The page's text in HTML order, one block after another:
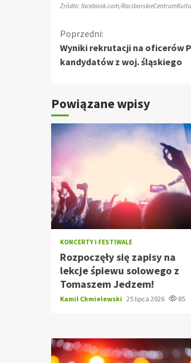
Źródło: facebook.com/
Kontynuuj
czytanie
Poprzedni:
Wyniki rekrutacji na oficerów
kandydatów z woj. śląskiego
Powiązane wpisy
KONCERTY I FESTIWALE
Rozpoczęły się zapisy na
lekcje śpiewu solowego z
Tomaszem Jedzem!
Kamil Chmielewski 25 lipca 2026 85